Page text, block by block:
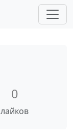
0
лайков